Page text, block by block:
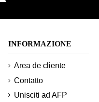
INFORMAZIONE
Area de cliente
Contatto
Unisciti ad AFP